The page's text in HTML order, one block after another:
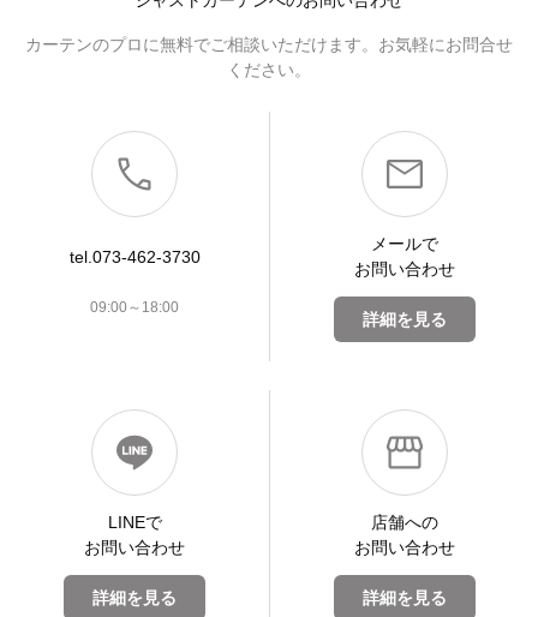
カーテンのプロに無料でご相談いただけます。お気軽にお問合せ
ください。
tel.073-462-3730
09:00～18:00
メールで
お問い合わせ
詳細を見る
LINEで
お問い合わせ
詳細を見る
店舗への
お問い合わせ
詳細を見る